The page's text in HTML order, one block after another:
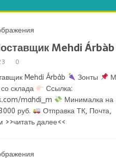
Mehdi Árbàb
0
Mehdi Árbàb Зонты
склада
Ссылка:
mahdi_m
Минималка на
руб.
Отправка ТК, Почта,
>>читать далее<<